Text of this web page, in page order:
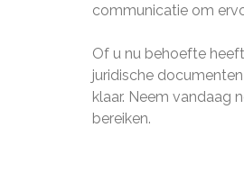
communicatie om
Of u nu behoefte
juridische
klaar. Neem vandaag
bereiken.